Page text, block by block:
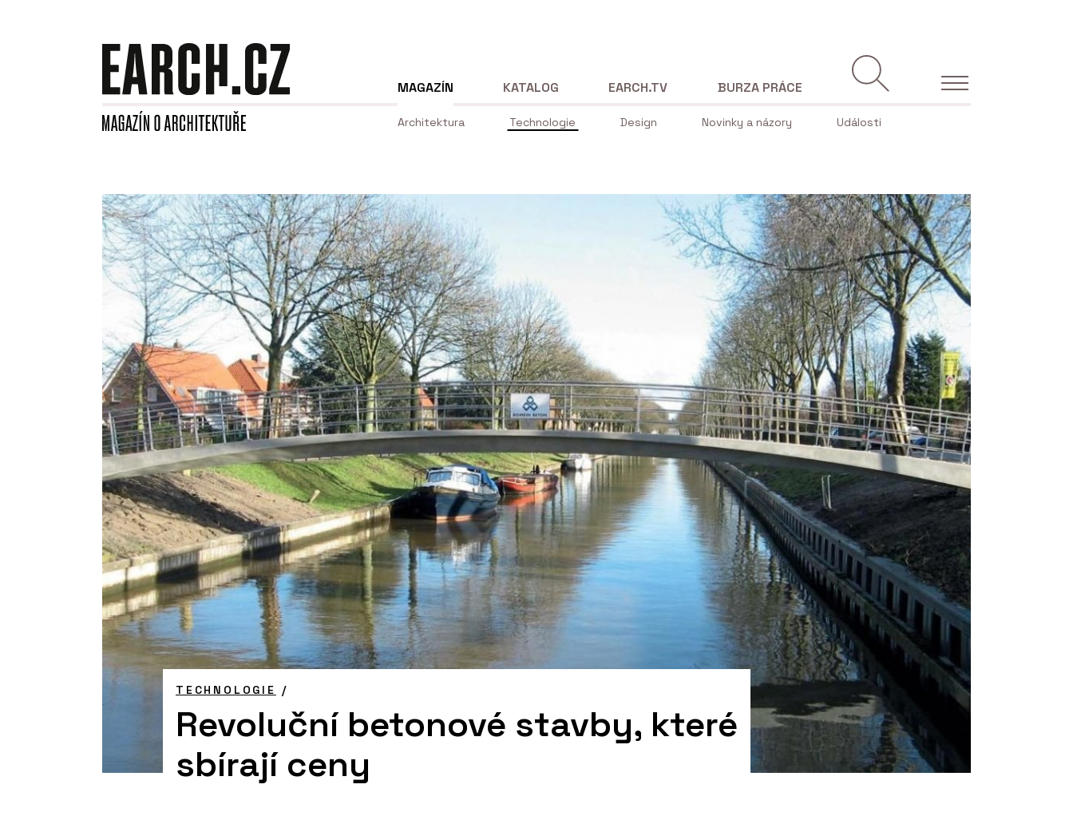
MAGAZÍN
Architektura Technologie Design Novinky a názory Události
KATALOG EARCH.TV BURZA PRÁCE
TECHNOLOGIE /
Revoluční betonové stavby, které
sbírají ceny